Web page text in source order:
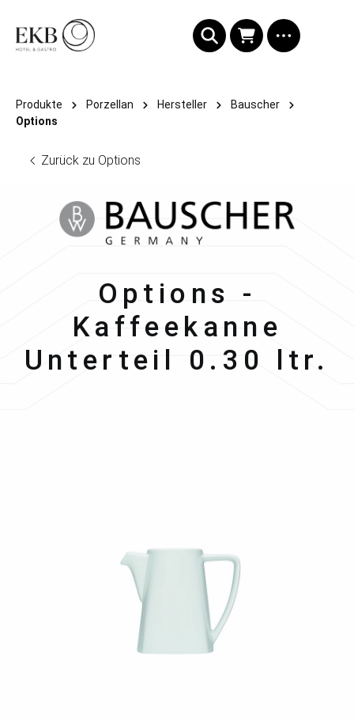
Produkte Porzellan Hersteller
Bauscher
Options
Zurück zu Options
Bauscher
Options -
Kaffeekanne
Unterteil 0.30 ltr.